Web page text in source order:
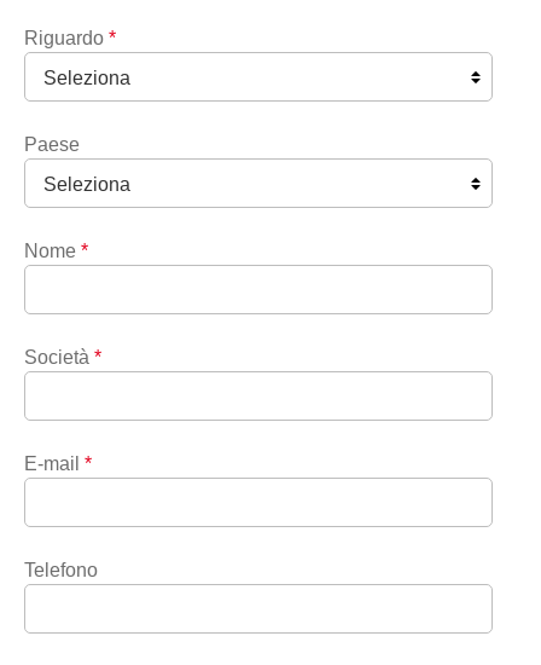
Riguardo *
Paese
Nome *
Società *
E-mail *
Telefono